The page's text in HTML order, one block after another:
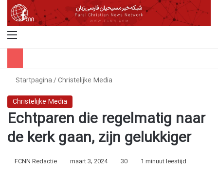
Menu
Startpagina/Christelijke Media
Christelijke Media
Echtparen die regelmatig naar
de kerk gaan, zijn gelukkiger
FCNN Redactie maart 3, 2024 30 1 minuut leestijd